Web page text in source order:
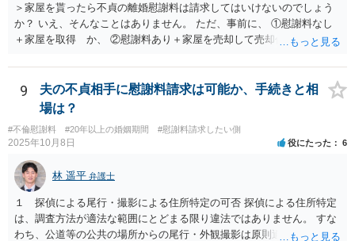
＞家屋を貰ったら不貞の離婚慰謝料は請求してはいけないのでしょう
か？ いえ、そんなことはありません。 ただ、事前に、 ①慰謝料なし
＋家屋を取得 か、 ②慰謝料あり＋家屋を売却して売却代金を分ける
なら、慰謝料代わりに不動産全部もらう、はありだと思います。 ＞婚
姻費用は慰謝料とは別だと思うのですが 主人は世間の相場は200万や
とどうなんでしょうか？アドバイスお願いいたします。 婚姻費用につ
いては、おっしゃる通り別です。 なので、ご主人の主張通り慰謝料を
２００万円と考えるにしても、 婚姻費用＋慰謝料２００万円、が正し
いです。 その上で、このまま離婚に応じない場合、婚姻費用が月４万
円なら、５年と少し婚姻費用を貰い続ければ 婚姻費用だけでも２００
万円になりますので、早めに近所の弁護士に相談に行って対応につい
てアドバイスを受けてみましょう。
9
夫の不貞相手に慰謝料請求は可能か、手続きと相
場は？
#不倫慰謝料 #20年以上の婚姻期間 #慰謝料請求したい側
2025年10月8日 役にたった 6
林 遥平 弁護士
１ 探偵による尾行・撮影による住所特定の可否 探偵による住所特定
は、調査方法が適法な範囲にとどまる限り違法ではありません。 すな
わち、公道等の公共の場所からの尾行・外観撮影は原則適法であり、